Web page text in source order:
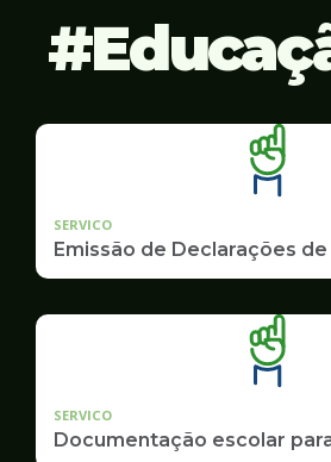
SERVICO
Emissão de Declarações
SERVICO
Documentação escolar